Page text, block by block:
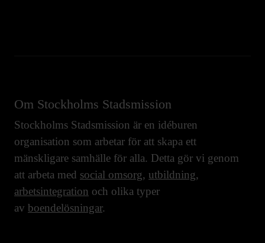
Om Stockholms Stadsmission
Stockholms Stadsmission är en idéburen
organisation som arbetar för att skapa ett
mänskligare samhälle för alla. Detta gör vi genom
att arbeta med social omsorg, utbildning,
arbetsintegration och olika typer
av boendelösningar.